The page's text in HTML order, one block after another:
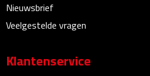
Nieuwsbrief
Veelgestelde vragen
Klantenservice